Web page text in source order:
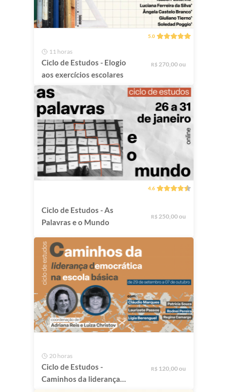
5.0
11 horas
Ciclo de Estudos - Elogio
aos exercícios escolares
R$ 270,00 ou
4.6
Ciclo de Estudos - As
Palavras e o Mundo
R$ 250,00 ou
20 horas
Ciclo de Estudos -
Caminhos da liderança
R$ 120,00 ou